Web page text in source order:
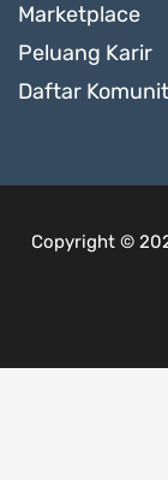
Marketplace
Peluang Karir
Daftar
Copyright ©